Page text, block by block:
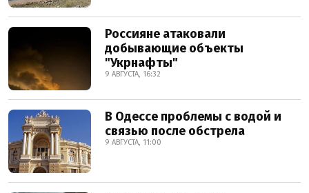
Россияне атаковали
добывающие объекты
"Укрнафты"
9 АВГУСТА, 16:32
В Одессе проблемы с водой и
связью после обстрела
9 АВГУСТА, 11:00